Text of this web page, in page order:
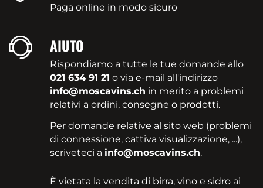
Paga online in modo sicuro
AIUTO
Rispondiamo a tutte le tue domande allo
021 634 91 21 o via e-mail all'indirizzo
info@moscavins.ch in merito a problemi
relativi a ordini, consegne o prodotti.
Per domande relative al sito web (problemi
di connessione, cattiva visualizzazione, ...),
scriveteci a info@moscavins.ch.
È vietata la vendita di birra, vino e sidro ai